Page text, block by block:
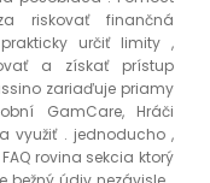
riskovať finančná
určiť limity ,
a získať prístup
zariaďuje priamy
GamCare, Hráči
využiť . jednoducho ,
rovina sekcia ktorý